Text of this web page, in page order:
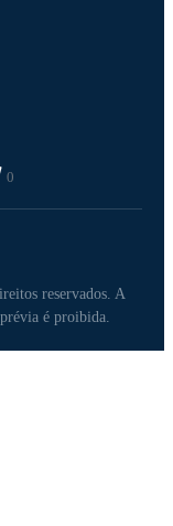
0
reservados. A
é proibida.